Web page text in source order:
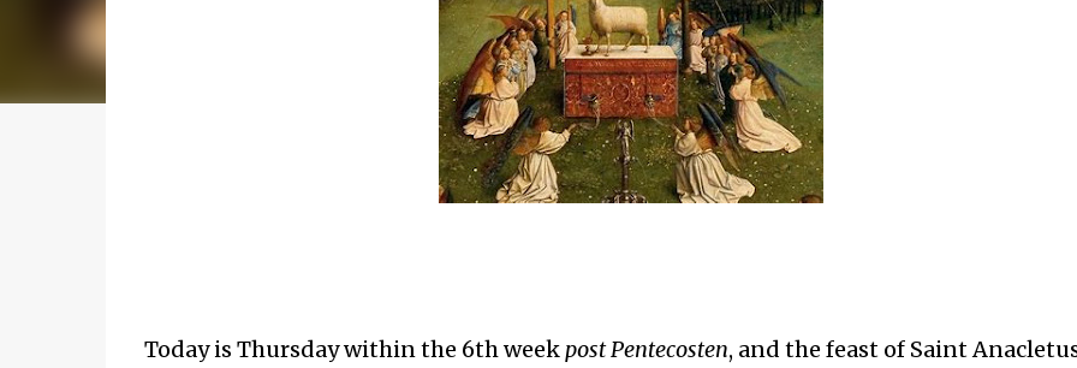
Today is Thursday within the 6th weekpost Pentecosten, and the feast of Saint